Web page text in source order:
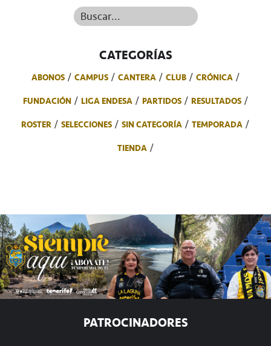
Buscar...
CATEGORÍAS
ABONOS CAMPUS CANTERA CLUB
CRÓNICA
FUNDACIÓN
LIGA ENDESA PARTIDOS
RESULTADOS
ROSTER
SELECCIONES SIN CATEGORÍA
TEMPORADA
TIENDA
PATROCINADORES